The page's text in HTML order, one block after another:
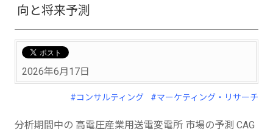
向と将来予測
2026年6月17日
#コンサルティング #マーケティング・リサーチ
分析期間中の 高電圧産業用送電変電所 市場の予測 CAG